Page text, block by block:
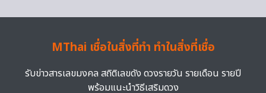
MThai เชื่อในสิ่งที่ทำ ทำในสิ่งที่เชื่อ
รับข่าวสารเลขมงคล สถิติเลขดัง ดวงรายวัน รายเดือน รายปี
พร้อมแนะนำวิธีเสริมดวง